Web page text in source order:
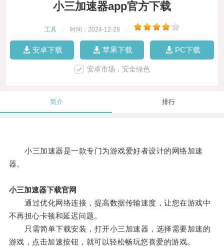
小三加速器app官方下载
工具 时间：2024-12-28
安卓下载 苹果下载 PC下载
安卓市场，安全绿色
简介 排行
小三加速器是一款专门为游戏爱好者设计的网络加速
器。
小三加速器下载官网
通过优化网络连接，提高数据传输速度，让您在游戏中
不再担心卡顿和延迟问题。
只需简单下载安装，打开小三加速器，选择需要加速的
游戏，点击加速按钮，就可以轻松畅玩您喜爱的游戏。